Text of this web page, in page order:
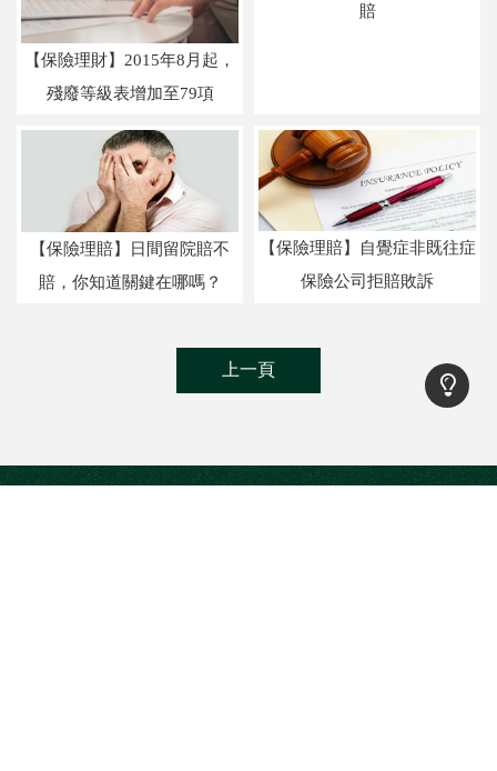
【保險理財】2015年8月起，
殘廢等級表增加至79項
賠
【保險理賠】日間留院賠不
賠，你知道關鍵在哪嗎？
【保險理賠】自覺症非既往症
保險公司拒賠敗訴
上一頁